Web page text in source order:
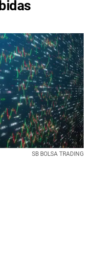
SB BOLSA TRADING